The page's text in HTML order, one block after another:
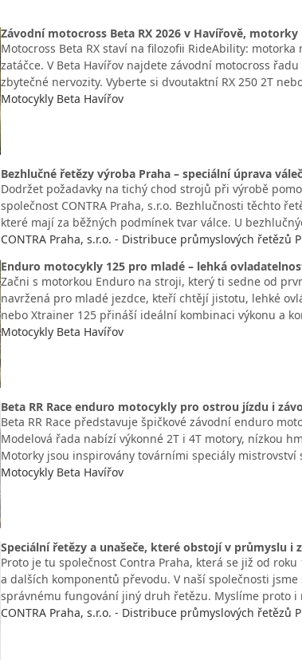
Závodní motocross Beta RX 2026 v Havířově,
Motocross Beta RX staví na filozofii RideAbility:
zatáčce. V Beta Havířov najdete závodní motocross
zbytečné nervozity. Vyberte si dvoutaktní RX 250 2T
Motocykly Beta Havířov
Bezhlučné řetězy výroba Praha – speciální úprava
Dodržet požadavky na tichý chod strojů při výrobě
společnost CONTRA Praha, s.r.o. Bezhlučnosti těchto
které mají za běžných podmínek tvar válce. U
CONTRA Praha, s.r.o. - Distribuce průmyslových řetězů
Enduro motocykly 125 pro mladé – lehká
Začni s motorkou Enduro na stroji, který ti sedne od
navržená pro mladé jezdce, kteří chtějí jistotu, lehké
nebo Xtrainer 125 přináší ideální kombinaci výkonu a
Motocykly Beta Havířov
Beta RR Race enduro motocykly pro ostrou jízdu i
Beta RR Race představuje špičkové závodní enduro
Modelová řada nabízí výkonné 2T i 4T motory, nízkou
Motorky jsou inspirovány továrními speciály
Motocykly Beta Havířov
Speciální řetězy a unašeče, které obstojí v průmyslu i
Proto je tu společnost Contra Praha, která se již od
a dalších komponentů převodu. V naší společnosti
správnému fungování jiný druh řetězu. Myslíme proto i
CONTRA Praha, s.r.o. - Distribuce průmyslových řetězů